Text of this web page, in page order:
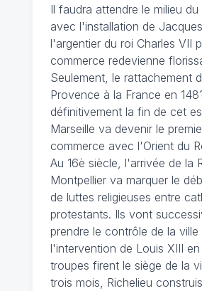
Il faudra attendre le milieu du
avec l'installation de
l'argentier du roi Charles VII
commerce redevienne
Seulement, le rattachement
Provence à la France en
définitivement la fin de cet
Marseille va devenir le
commerce avec l'Orient du
Au 16è siècle, l'arrivée de la
Montpellier va marquer le
de luttes religieuses entre
protestants. Ils vont
prendre le contrôle de la
l'intervention de Louis XIII en
troupes firent le siège de la
trois mois, Richelieu